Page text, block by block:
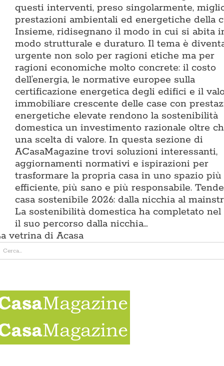
questi interventi, preso singolarmente,
prestazioni ambientali ed energetiche della
Insieme, ridisegnano il modo in cui si abita
modo strutturale e duraturo. Il tema è
urgente non solo per ragioni etiche ma per
ragioni economiche molto concrete: il costo
dell’energia, le normative europee sulla
certificazione energetica degli edifici e il
immobiliare crescente delle case con
energetiche elevate rendono la sostenibilità
domestica un investimento razionale oltre
una scelta di valore. In questa sezione di
ACasaMagazine trovi soluzioni interessanti,
aggiornamenti normativi e ispirazioni per
trasformare la propria casa in uno spazio più
efficiente, più sano e più responsabile.
casa sostenibile 2026: dalla nicchia al
La sostenibilità domestica ha completato nel
il suo percorso dalla nicchia…
vetrina di Acasa